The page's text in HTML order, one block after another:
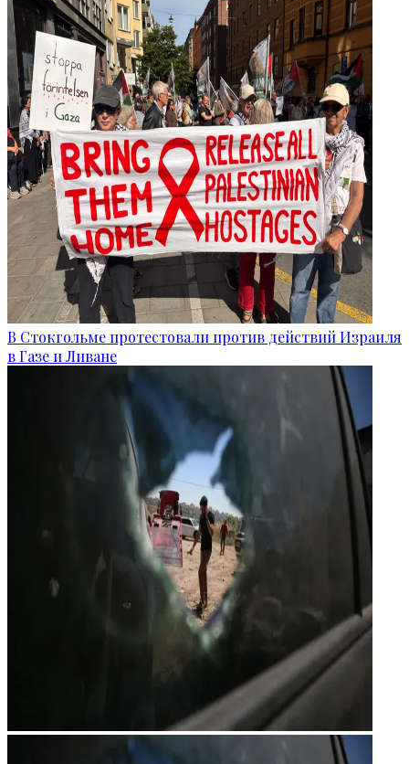
В Стокгольме протестовали против действий Израиля
в Газе и Ливане